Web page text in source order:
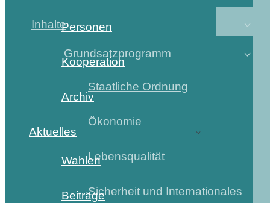
Inhalte
Grundsatzprogramm
Staatliche Ordnung
Ökonomie
Lebensqualität
Sicherheit und Internationales
Personen
Kooperation
Archiv
Aktuelles
Wahlen
Beiträge